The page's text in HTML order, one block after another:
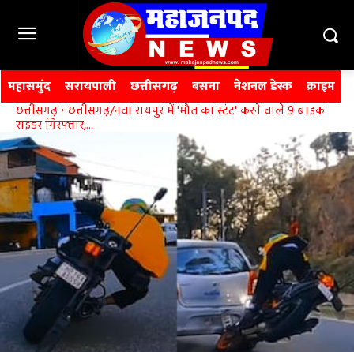
महासमुंद सरायपाली छत्तीसगढ़ बसना नेशनल डेस्क क्राइम
छत्तीसगढ़ छत्तीसगढ़/नवा रायपुर में 'मौत का स्टंट' करने वाले 9 बाइक
राइडर गिरफ्तार,...